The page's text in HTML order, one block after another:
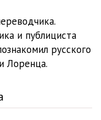
20:16
26:45
и публициста
русского
Лоренца.